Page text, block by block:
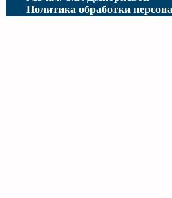
Политика обработки